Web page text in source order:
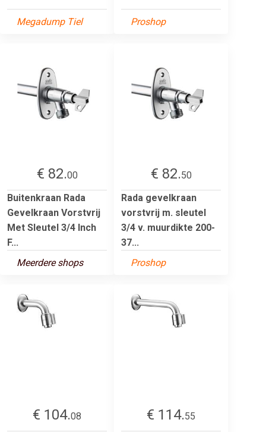
Megadump Tiel Proshop
€ 82.00
Buitenkraan Rada
Gevelkraan Vorstvrij
Met Sleutel 3/4 Inch
F...
Meerdere shops
€ 82.50
Rada gevelkraan
vorstvrij m. sleutel
3/4 v. muurdikte 200-
37...
Proshop
€ 104.08
€ 114.55